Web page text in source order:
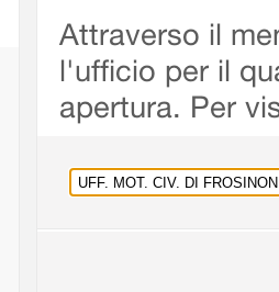
Attraverso il
l'ufficio per il
apertura. Per